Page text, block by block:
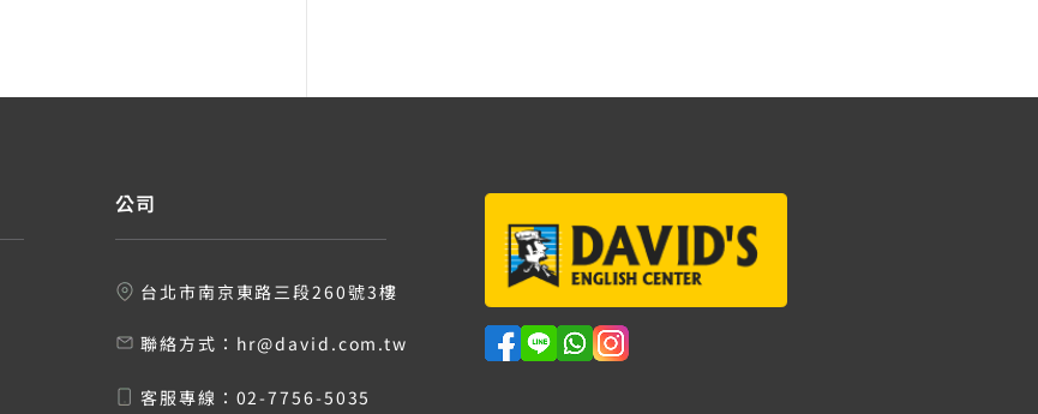
公司
台北市南京東路三段260號3樓
聯絡方式： hr@david.com.tw
客服專線： 02-7756-5035